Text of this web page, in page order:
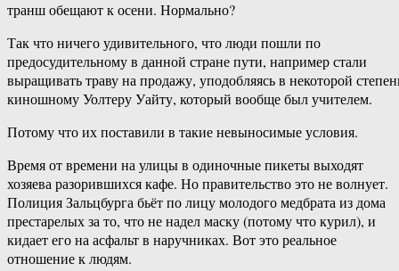
транш обещают к осени. Нормально?
Так что ничего удивительного, что люди пошли по
предосудительному в данной стране пути, например стали
выращивать траву на продажу, уподобляясь в некоторой
киношному Уолтеру Уайту, который вообще был учителем.
Потому что их поставили в такие невыносимые условия.
Время от времени на улицы в одиночные пикеты выходят
хозяева разорившихся кафе. Но правительство это не волнует.
Полиция Зальцбурга бьёт по лицу молодого медбрата из дома
престарелых за то, что не надел маску (потому что курил), и
кидает его на асфальт в наручниках. Вот это реальное
отношение к людям.